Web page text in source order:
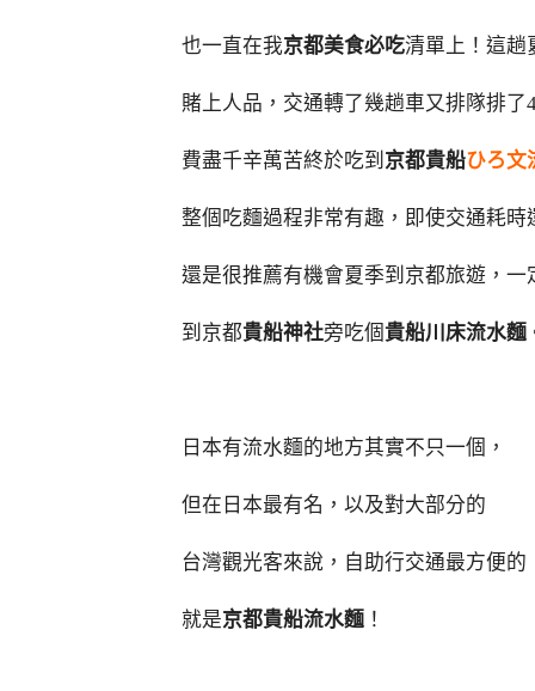
也一直在我京都美食必吃清單上！這趟
賭上人品，交通轉了幾趟車又排隊排了
費盡千辛萬苦終於吃到 京都貴船ひろ文
整個吃麵過程非常有趣，即使交通耗時
還是很推薦有機會夏季到京都旅遊，一
到京都貴船神社旁吃個 貴船川床流水麵
日本有流水麵的地方其實不只一個，
但在日本最有名，以及對大部分的
台灣觀光客來說，自助行交通最方便的
就是京都貴船流水麵 ！